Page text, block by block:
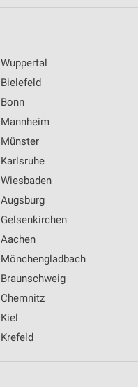
Wuppertal
Bielefeld
Bonn
Mannheim
Münster
Karlsruhe
Wiesbaden
Augsburg
Gelsenkirchen
Aachen
Mönchengladbach
Braunschweig
Chemnitz
Kiel
Krefeld